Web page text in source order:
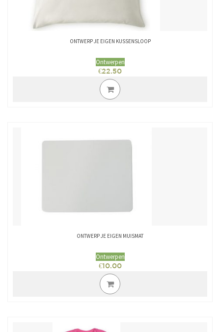
ONTWERP JE EIGEN KUSSENSLOOP
Ontwerpen
€22.50
ONTWERP JE EIGEN MUISMAT
Ontwerpen
€10.00